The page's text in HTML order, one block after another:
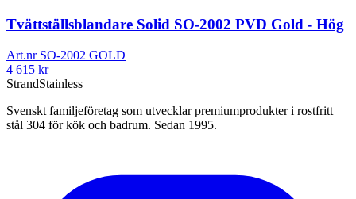
Tvättställsblandare Solid SO-2002 PVD Gold - Hög
Art.nr SO-2002 GOLD
4 615 kr
StrandStainless
Svenskt familjeföretag som utvecklar premiumprodukter i rostfritt
stål 304 för kök och badrum. Sedan 1995.